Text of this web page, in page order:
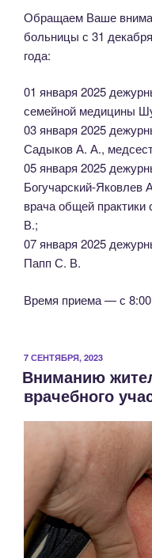
Обращаем Ваше
больницы с 31
года:
01 января 2025
семейной медицины
03 января 2025
Садыков А. А.,
05 января 2025
Богучарский-Яковлев
врача общей
В.;
07 января 2025
Папп С. В.
Время приема — с
ОПУБЛИКОВАНО
7 СЕНТЯБРЯ, 2023
Вниманию
врачебного